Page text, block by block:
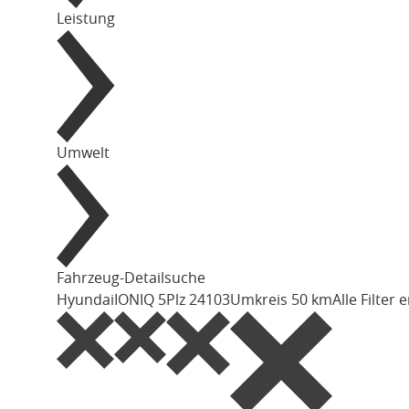
Leistung
Umwelt
Fahrzeug-Detailsuche
HyundaiIONIQ 5Plz 24103Umkreis 50 kmAlle Filter